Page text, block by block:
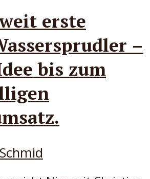
erste
–
bis zum